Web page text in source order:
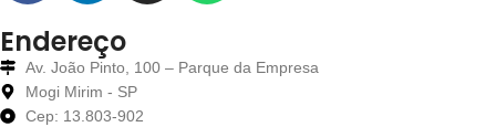
Endereço
Av. João Pinto, 100 – Parque da Empresa
Mogi Mirim - SP
Cep: 13.803-902